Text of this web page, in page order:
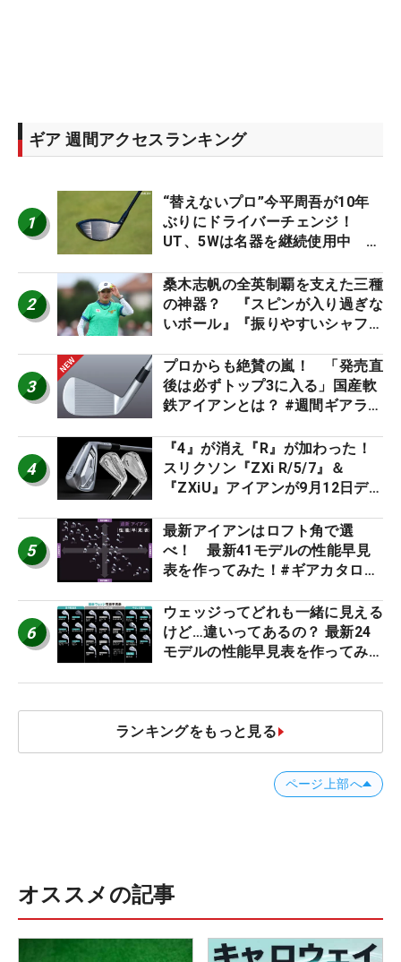
ギア 週間アクセスランキング
1
“替えないプロ”今平周吾が10年
ぶりにドライバーチェンジ！
UT、5Wは名器を継続使用中 #
2
桑木志帆の全英制覇を支えた三種
の神器？ 『スピンが入り過ぎな
いボール』『振りやすいシャフ
ー』 #女子プロセッティング
3
プロからも絶賛の嵐！ 「発売直
後は必ずトップ3に入る」国産軟
鉄アイアンとは？ #週間ギアラン
4
『4』が消え『R』が加わった！
スリクソン『ZXi R/5/7』＆
『ZXiU』アイアンが9月12日デ
5
最新アイアンはロフト角で選
べ！ 最新41モデルの性能早見
表を作ってみた！#ギアカタログ
6
ウェッジってどれも一緒に見える
けど…違いってあるの？ 最新24
モデルの性能早見表を作ってみ
ランキングをもっと見る
ページ上部へ
オススメの記事